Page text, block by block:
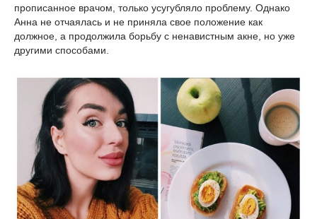
прописанное врачом, только усугубляло проблему. Однако
Анна не отчаялась и не приняла свое положение как
должное, а продолжила борьбу с ненавистным акне, но уже
другими способами.